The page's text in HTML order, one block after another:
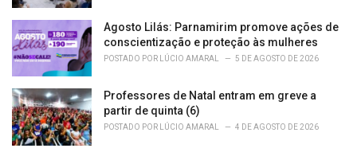
Agosto Lilás: Parnamirim promove ações de
conscientização e proteção às mulheres
POSTADO POR LÚCIO AMARAL 5 DE AGOSTO DE 2026
Professores de Natal entram em greve a
partir de quinta (6)
POSTADO POR LÚCIO AMARAL 4 DE AGOSTO DE 2026